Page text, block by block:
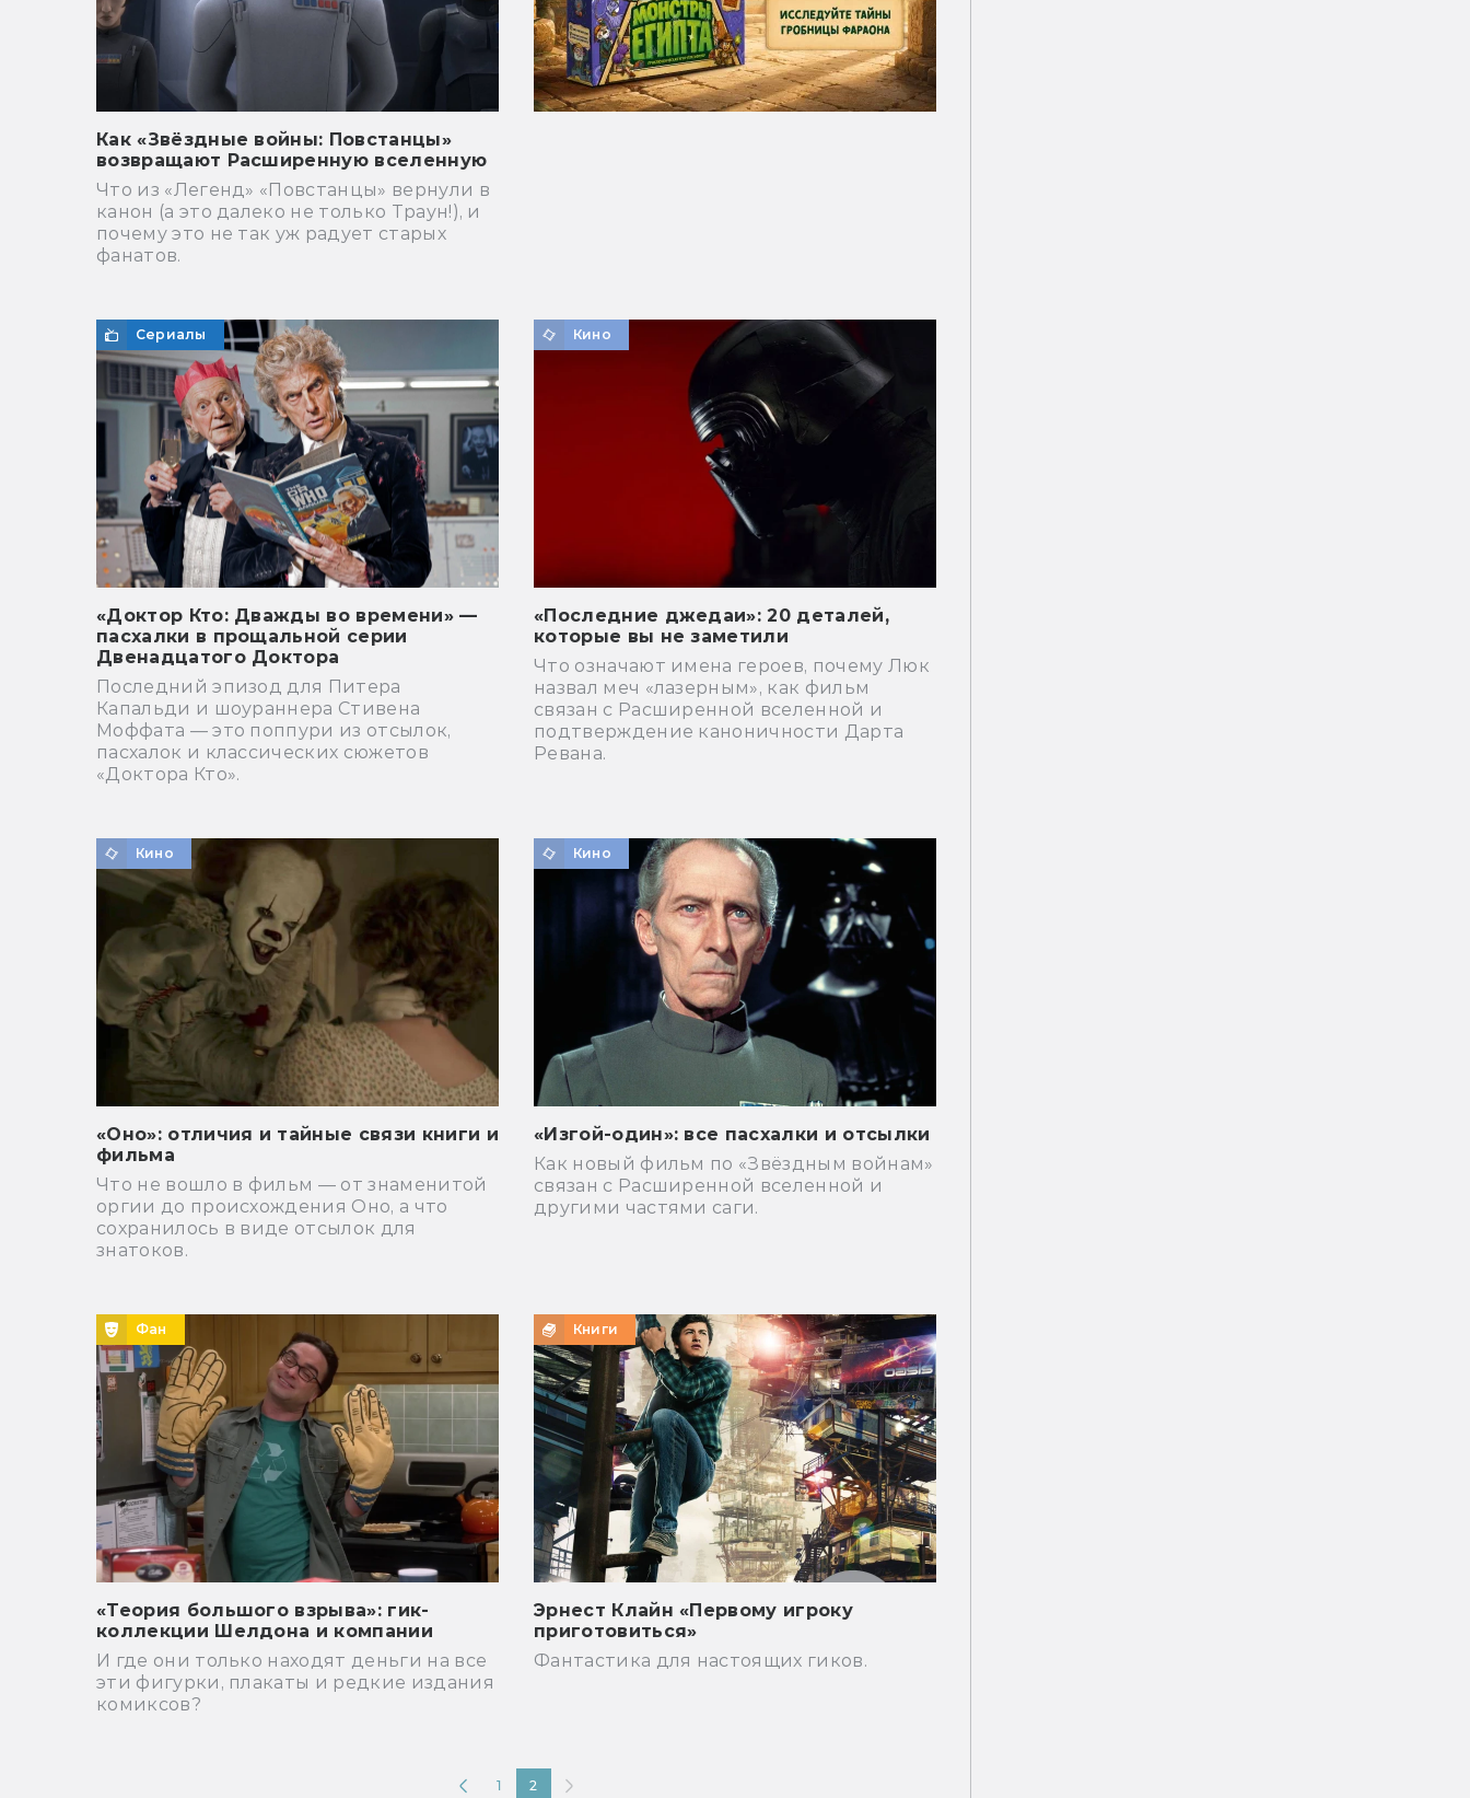
Как «Звёздные войны: Повстанцы»
возвращают Расширенную вселенную
Что из «Легенд» «Повстанцы» вернули в
канон (а это далеко не только Траун!), и
почему это не так уж радует старых
фанатов.
Сериалы
«Доктор Кто: Дважды во времени» —
пасхалки в прощальной серии
Двенадцатого Доктора
Последний эпизод для Питера
Капальди и шоураннера Стивена
Моффата — это поппури из отсылок,
пасхалок и классических сюжетов
«Доктора Кто».
Кино
«Последние джедаи»: 20 деталей,
которые вы не заметили
Что означают имена героев, почему Люк
назвал меч «лазерным», как фильм
связан с Расширенной вселенной и
подтверждение каноничности Дарта
Ревана.
Кино
«Оно»: отличия и тайные связи книги и
фильма
Что не вошло в фильм — от знаменитой
оргии до происхождения Оно, а что
сохранилось в виде отсылок для
знатоков.
Кино
«Изгой-один»: все пасхалки и отсылки
Как новый фильм по «Звёздным войнам»
связан с Расширенной вселенной и
другими частями саги.
Фан
«Теория большого взрыва»: гик-
коллекции Шелдона и компании
И где они только находят деньги на все
эти фигурки, плакаты и редкие издания
комиксов?
Книги
Эрнест Клайн «Первому игроку
приготовиться»
Фантастика для настоящих гиков.
1 2